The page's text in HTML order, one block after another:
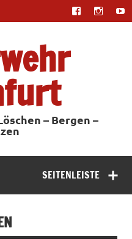
– Bergen –
SEITENLEISTE